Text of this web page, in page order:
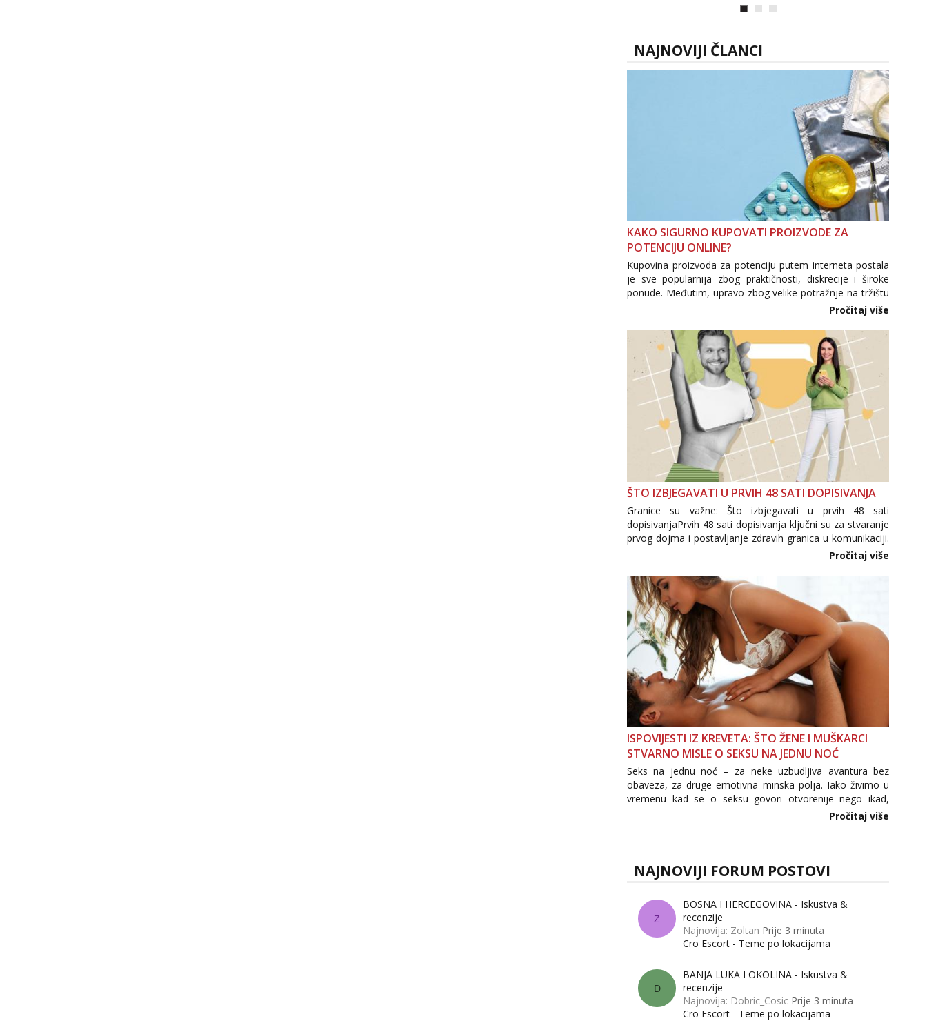
njeznosti i razumjevanja. volim njezan seks i njezne
NAJNOVIJI ČLANCI
KAKO SIGURNO KUPOVATI PROIZVODE ZA
POTENCIJU ONLINE?
Kupovina proizvoda za potenciju putem interneta postala
je sve popularnija zbog praktičnosti, diskrecije i široke
ponude. Međutim, upravo zbog velike potražnje na tržištu
se pojavljuju i brojni krivotvoreni proizvodi, nepouzdane
internetske trgovine te proizvodi nepoznatog podrijetla. ...
Pročitaj više
ŠTO IZBJEGAVATI U PRVIH 48 SATI DOPISIVANJA
Granice su važne: Što izbjegavati u prvih 48 sati
dopisivanjaPrvih 48 sati dopisivanja ključni su za stvaranje
prvog dojma i postavljanje zdravih granica u komunikaciji.
Važno je izbjeći prebrzo otkrivanje osobnih ili intimnih
informacija, jer nepoznata osoba još nije zaslužila to
povjerenje. Takođe...
Pročitaj više
ISPOVIJESTI IZ KREVETA: ŠTO ŽENE I MUŠKARCI
STVARNO MISLE O SEKSU NA JEDNU NOĆ
Seks na jednu noć – za neke uzbudljiva avantura bez
obaveza, za druge emotivna minska polja. Iako živimo u
vremenu kad se o seksu govori otvorenije nego ikad,
tema „jedne noći strasti“ i dalje izaziva burne rasprave. Što
Pročitaj više
NAJNOVIJI FORUM POSTOVI
Z
BOSNA I HERCEGOVINA - Iskustva &
recenzije
Najnovija: Zoltan Prije 3 minuta
Cro Escort - Teme po lokacijama
D
BANJA LUKA I OKOLINA - Iskustva &
recenzije
Najnovija: Dobric_Cosic Prije 3 minuta
Cro Escort - Teme po lokacijama